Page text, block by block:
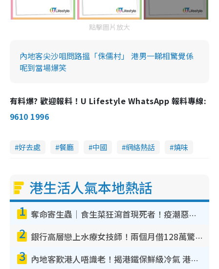
點擊圖片放大
內地客尖沙咀問路搵「侏儒村」 港男一睇相驚覺係
呢到當場爆笑
有料爆? 歡迎報料！U Lifestyle WhatsApp 報料專線:
9610 1996
好去處 餐廳 中國 網絡熱話 燒味
港生活人氣本地熱話
1 奪命寄生蟲｜食生菜狂瀉首現死者！疫潮惡化錄1.8萬宗病例 揭洗菜3大謬誤
2 銀行高層戀上水療女技師！兩個月借128萬驚覺「沉船」沉落火海 揭背後疑似邪教操控賣淫
3 內地客歎港人唔識老！揭港鐵保鮮級冷氣 港人求放過：咪投訴